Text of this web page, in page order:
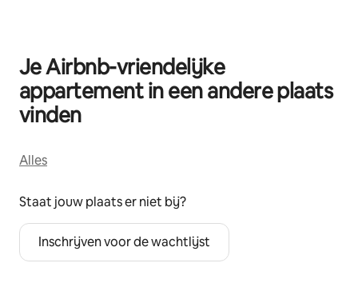
Je Airbnb-vriendelijke
appartement in een andere plaats
vinden
Alles
Staat jouw plaats er niet bij?
Inschrijven voor de wachtlijst